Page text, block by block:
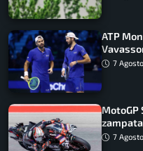
ATP
azzurri
7
MotoGP
costretto
7